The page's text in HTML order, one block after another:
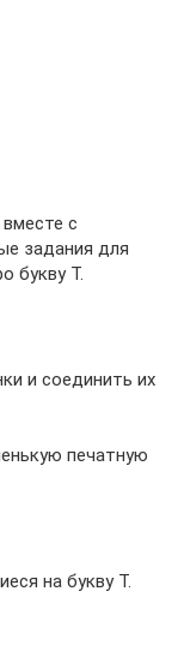
с
задания для
букву Т.
и соединить их
печатную
на букву Т.